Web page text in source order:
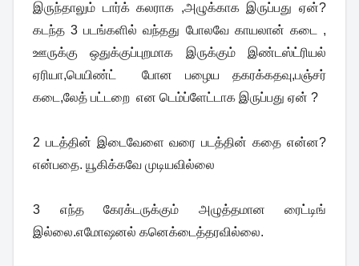
இருந்தாலும் டார்க் கலராக ,அழுக்காக இருப்பது ஏன்?
கடந்த 3 படங்களில் வந்தது போலவே காயலான் கடை ,
ஊருக்கு ஒதுக்குப்புறமாக இருக்கும் இண்டஸ்ட்ரியல்
ஏரியா,பெயிண்ட் போன பழைய தகரக்கதவு,பஞ்சர்
கடை,லேத் பட்டறை என டெம்ப்ளேட்டாக இருப்பது ஏன் ?
2 படத்தின் இடைவேளை வரை படத்தின் கதை என்ன?
என்பதை. யூகிக்கவே முடியவில்லை
3 எந்த கேரக்டருக்கும் அழுத்தமான ரைட்டிங்
இல்லை.எமோஷனல் கனெக்டைத்தரவில்லை.